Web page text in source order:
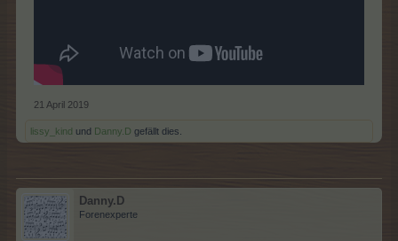
21 April 2019
lissy_kind und Danny.D gefällt dies.
Danny.D
Forenexperte